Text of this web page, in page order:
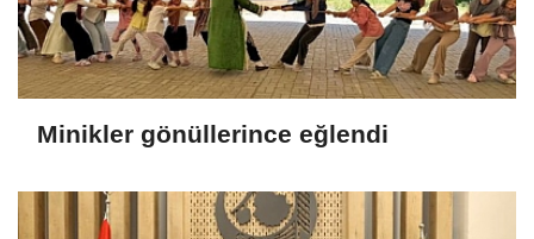
Minikler gönüllerince eğlendi